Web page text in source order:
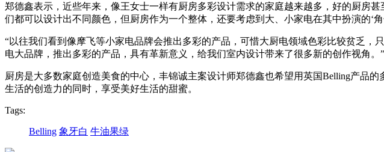
郑德鑫表示，近些年来，像王女士一样有厨房多彩设计需求的家庭越来越多，好的厨房
们都可以设计出不同颜色，但厨房作为一个整体，还要考虑到大、小家电在其中扮演的‘
“以往我们看到像摩飞等小家电品牌会推出多彩的产品，可惜大厨电领域色彩比较贫乏
电大品牌，推出多彩的产品，具有革新意义，给我们室内设计带来了很多新的创作视角。”
厨房是大多数家庭创造美食的中心，丰锦诚主案设计师郑德鑫也希望用英国Belling产品
生活的创造力的同时，享受美好生活的甜蜜。
Tags:
Belling 象牙白 牛油果绿